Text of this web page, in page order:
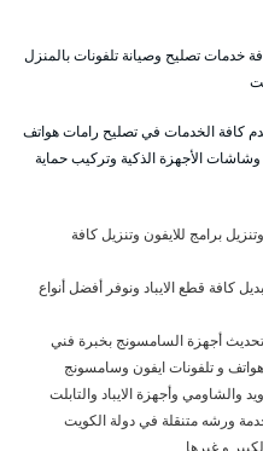
خدمات تصليح وصيانة تلفونات بالمنزل
كافة الخدمات في تصليح رامات هواتف
وشاشات الأجهزة الذكية وتركيب حماية
برامج للايفون وتنزيل كافة
كافة قطع الايباد ونوفر أفضل أنواع
أجهزة السامسونج بخبرة فني
و تلفونات ايفون وسامسونج
والشاومي وأجهزة الايباد والتابلت
تلفونات 2021 من خلال خدمة ورشه متنقلة في دولة الكويت
و غيرها